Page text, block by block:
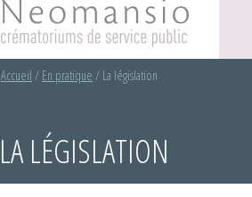
Accueil / En pratique / La législation
LA LÉGISLATION